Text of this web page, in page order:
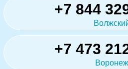
+7 844
+7 473
Воронеж